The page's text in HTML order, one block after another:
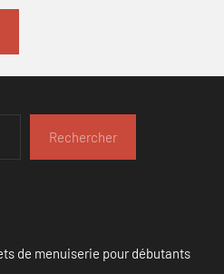
Rechercher
de menuiserie pour débutants